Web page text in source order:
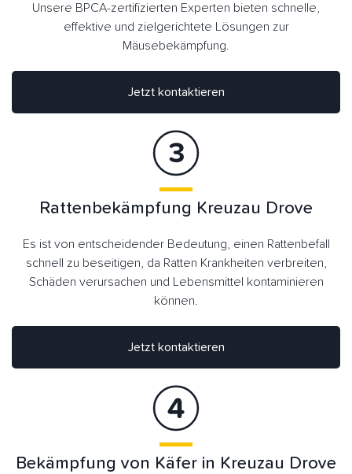
Jetzt kontaktieren
Unsere BPCA-zertifizierten Experten bieten schnelle,
effektive und zielgerichtete Lösungen zur
Mäusebekämpfung.
Rattenbekämpfung Kreuzau Drove
Es ist von entscheidender Bedeutung, einen Rattenbefall
schnell zu beseitigen, da Ratten Krankheiten verbreiten,
Schäden verursachen und Lebensmittel kontaminieren
können.
Jetzt kontaktieren
Bekämpfung von Käfer in Kreuzau Drove